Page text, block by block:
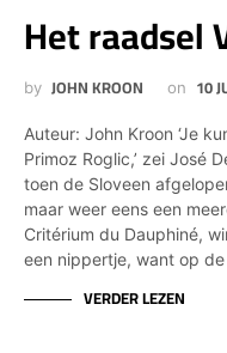
Het raadsel
by JOHN KROON on 10
Auteur: John Kroon ‘Je
Primoz Roglic,’ zei José
toen de Sloveen
maar weer eens een
Critérium du Dauphiné,
een nippertje, want op
VERDER LEZEN